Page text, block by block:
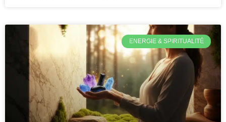
ENERGIE & SPIRITUALITÉ